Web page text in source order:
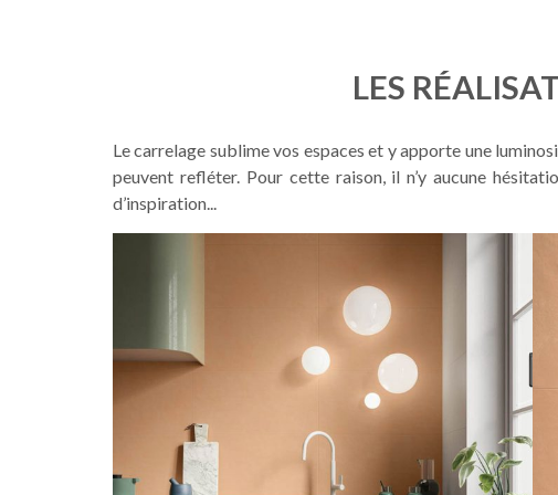
LES
Le carrelage sublime vos espaces et y apporte une
peuvent refléter. Pour cette raison, il n’y aucune
d’inspiration...